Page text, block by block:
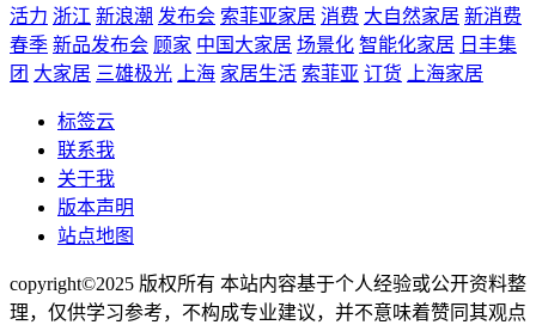
活力 浙江 新浪潮 发布会 索菲亚家居 消费 大自然家居 新消费
春季 新品发布会 顾家 中国大家居 场景化 智能化家居 日丰集
团 大家居 三雄极光 上海 家居生活 索菲亚 订货 上海家居
标签云
联系我
关于我
版本声明
站点地图
copyright©2025 版权所有 本站内容基于个人经验或公开资料整
理，仅供学习参考，不构成专业建议，并不意味着赞同其观点